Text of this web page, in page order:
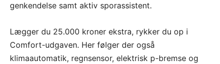
genkendelse samt aktiv sporassistent.
Lægger du 25.000 kroner ekstra, rykker du op i
Comfort-udgaven. Her følger der også
klimaautomatik, regnsensor, elektrisk p-bremse og